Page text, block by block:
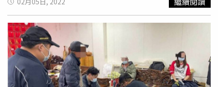
回去了，不過也沒關係啦。」而她先前因為要排練舞台劇
《單身租隊友2》缺席吳姍儒婚禮，Lulu說有提早一天先傳
訊息給對方祝福，也有看到魏如萱與魏如昀在婚禮獻唱，覺
得很歡樂。至於是否有關心好友納豆的狀況？她則低調表
示：「他們家想要內部先處理好，我們就用各自的方式幫他
加油。」宇珊（左）、IVI琦琦（右）特別前來觀看《火焰
之舞》。（攝影／林士傑）此外，帶著爸媽一同來觀看演出